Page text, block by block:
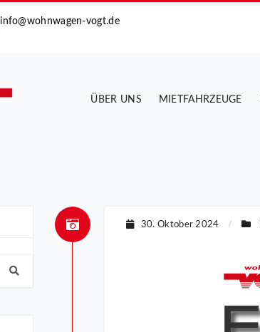
info@wohnwagen-vogt.de
ÜBER UNS MIETFAHRZEUGE
30. Oktober 2024 /